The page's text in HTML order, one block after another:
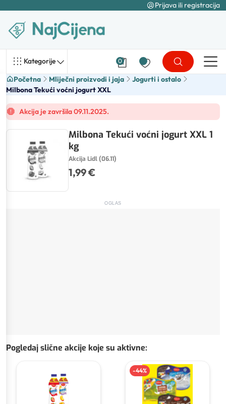
Prijava ili registracija
Kategorije 0
Početna Mliječni proizvodi i jaja
Jogurti i ostalo
Milbona Tekući voćni jogurt XXL
Akcija je završila 09.11.2025.
Milbona Tekući voćni jogurt XXL 1
kg
Akcija Lidl (06.11)
1,99 €
OGLAS
Pogledaj slične akcije koje su aktivne:
-44%